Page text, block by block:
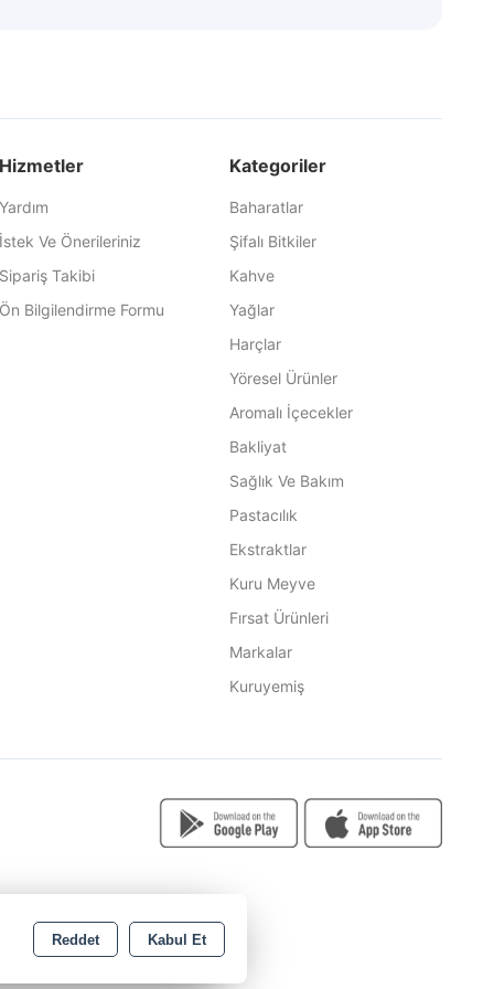
Hizmetler
Yardım
İstek Ve Önerileriniz
Sipariş Takibi
Ön Bilgilendirme Formu
Kategoriler
Baharatlar
Şifalı Bitkiler
Kahve
Yağlar
Harçlar
Yöresel Ürünler
Aromalı İçecekler
Bakliyat
Sağlık Ve Bakım
Pastacılık
Ekstraktlar
Kuru Meyve
Fırsat Ürünleri
Markalar
Kuruyemiş
Reddet Kabul Et